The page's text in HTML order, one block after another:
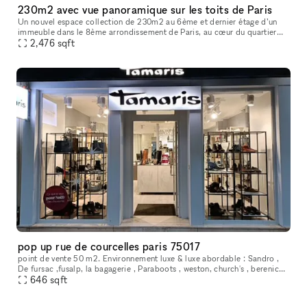
230m2 avec vue panoramique sur les toits de Paris
Un nouvel espace collection de 230m2 au 6ème et dernier étage d’un
immeuble dans le 8ème arrondissement de Paris, au cœur du quartier
d’affaires de Saint-Lazare. Entièrement vitré, il domine le paysa
2,476 sqft
pop up rue de courcelles paris 75017
point de vente 50 m2. Environnement luxe & luxe abordable : Sandro ,
De fursac ,fusalp, la bagagerie , Paraboots , weston, church's , berenice ,
Faguo, MAGE ....
646 sqft